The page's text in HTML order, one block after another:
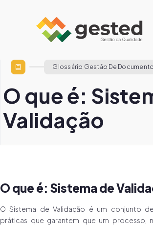
Glossário Gestão De
O que é:
Validação
O que é: Sistema de
O Sistema de Validação é um conjunto
práticas que garantem que um processo,